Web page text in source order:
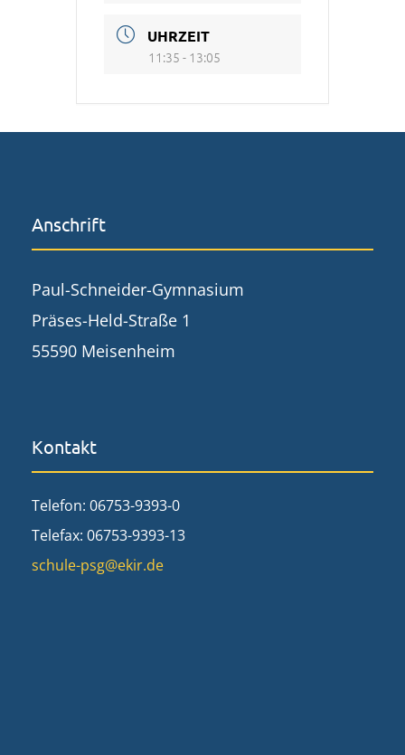
UHRZEIT
11:35 - 13:05
Anschrift
Paul-Schneider-Gymnasium
Präses-Held-Straße 1
55590 Meisenheim
Kontakt
Telefon: 06753-9393-0
Telefax: 06753-9393-13
schule-psg@ekir.de